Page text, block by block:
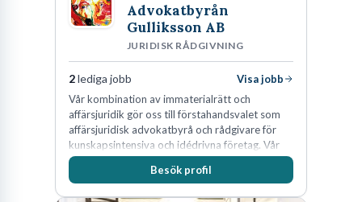
Advokatbyrån
Gulliksson AB
JURIDISK RÅDGIVNING
2lediga jobb
Visa jobb
Vår kombination av immaterialrätt och
affärsjuridik gör oss till förstahandsvalet som
affärsjuridisk advokatbyrå och rådgivare för
kunskapsintensiva och idédrivna företag. Vår
expertis inom IP-tillgångar har gett oss en
marknadsledande position. Våra klienter väljer
Besök profil